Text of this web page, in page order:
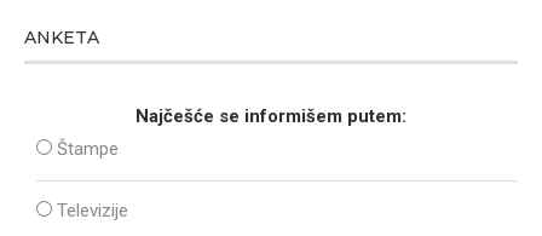
ANKETA
Najčešće se informišem putem:
Štampe
Televizije